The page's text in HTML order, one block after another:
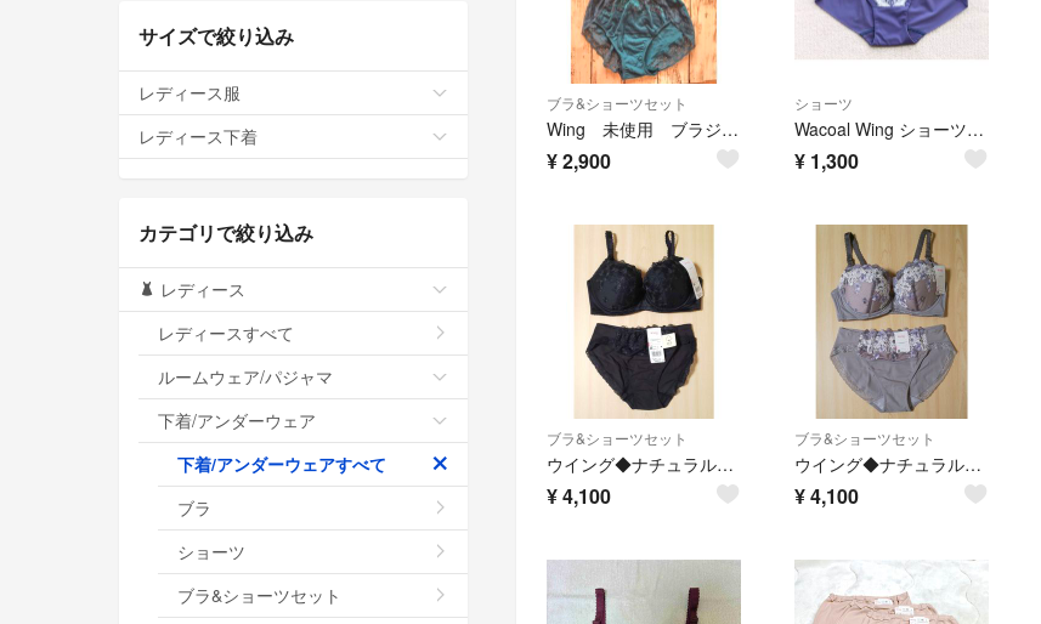
ブラ&ショーツセット
Wing 未使用 ブラジャーD75&ショーツＬサイズ 上下セット
¥2,900
ショーツ
Wacoal Wing ショーツ Mサイズ ヒップハング ブルー
¥ 1,300
ブラ&ショーツセット
ウイング◆ナチュラルアップブラ＆ショーツ
¥4,100
ブラ&ショーツセット
ウイング◆ナチュラルアップブラ＆ショーツ
¥4,100
サイズで絞り込み
レディース服
レディース下着
カテゴリで絞り込み
レディース
レディースすべて
ルームウェア/パジャマ
下着/アンダーウェア
下着/アンダーウェアすべて
ブラ
ショーツ
ブラ&ショーツセット